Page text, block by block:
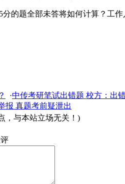
题全部未答将如何计算？工作
·中传考研笔试出错题 校方：出
报 真题考前疑泄出
，与本站立场无关！)